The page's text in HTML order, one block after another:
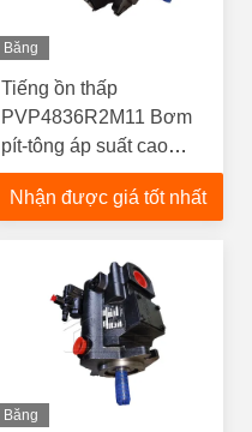
Băng
Tiếng ồn thấp
PVP4836R2M11 Bơm
pít-tông áp suất cao
250bar Bơm thủy lực
bằng gang cho máy móc
Nhận được giá tốt nhất
Băng